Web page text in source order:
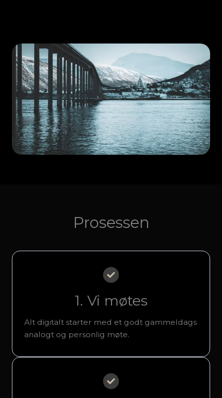
Prosessen
1. Vi møtes
Alt digitalt starter med et godt gammeldags
analogt og personlig møte.